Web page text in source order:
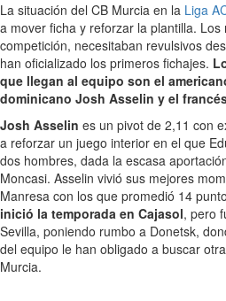
La situación del CB Murcia en la Liga
a mover ficha y reforzar la plantilla.
competición, necesitaban revulsivos
han oficializado los primeros fichajes.
que llegan al equipo son el
dominicano Josh Asselin y el
Josh Asselin es un pivot de 2,11 con
a reforzar un juego interior en el que
dos hombres, dada la escasa
Moncasi. Asselin vivió sus mejores
Manresa con los que promedió 14
inició la temporada en Cajasol, pero
Sevilla, poniendo rumbo a Donetsk,
del equipo le han obligado a buscar
Murcia.